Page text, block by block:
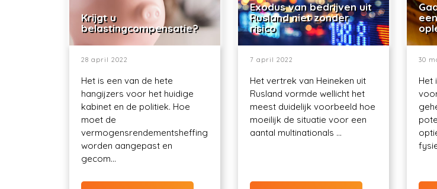
Krijgt u
belastingcompensatie?
28 april 2022
Het is een van de hete
hangijzers voor het huidige
kabinet en de politiek. Hoe
moet de
vermogensrendementsheffing
worden aangepast en
gecom...
Exodus van bedrijven uit
Rusland niet zonder
risico
7 april 2022
Het vertrek van Heineken uit
Rusland vormde wellicht het
meest duidelijk voorbeeld hoe
moeilijk de situatie voor een
aantal multinationals ...
30
Het